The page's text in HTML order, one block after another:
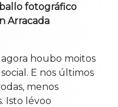
fotográfico
Arracada
houbo moitos
E nos últimos
menos
Isto lévoo